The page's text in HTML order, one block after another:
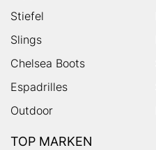
Stiefel
Slings
Chelsea Boots
Espadrilles
Outdoor
TOP MARKEN